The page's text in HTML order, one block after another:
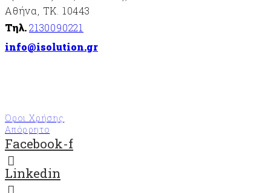
Αθήνα, ΤΚ. 10443
Τηλ.2130090221
info@isolution.gr
Όροι Χρήσης
Απόρρητο
Facebook-f
Linkedin